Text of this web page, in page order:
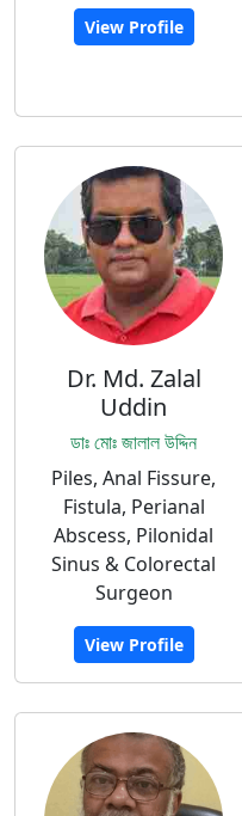
View Profile
Dr. Md. Zalal
Uddin
ডাঃ মোঃ জালাল উদ্দিন
Piles, Anal Fissure,
Fistula, Perianal
Abscess, Pilonidal
Sinus & Colorectal
Surgeon
View Profile